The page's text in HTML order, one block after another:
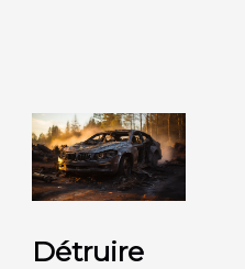
Détruire